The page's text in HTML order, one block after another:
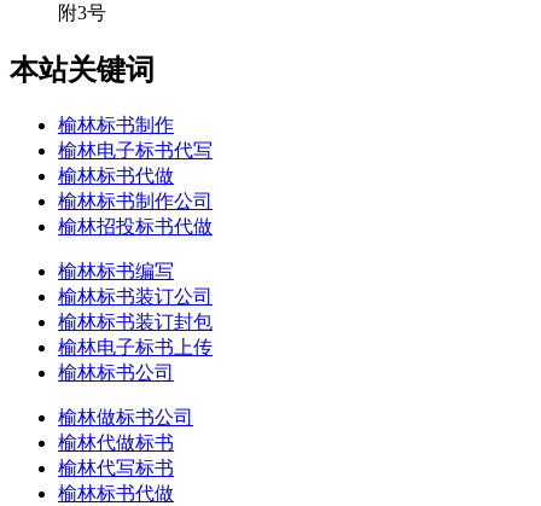
附3号
本站关键词
榆林标书制作
榆林电子标书代写
榆林标书代做
榆林标书制作公司
榆林招投标书代做
榆林标书编写
榆林标书装订公司
榆林标书装订封包
榆林电子标书上传
榆林标书公司
榆林做标书公司
榆林代做标书
榆林代写标书
榆林标书代做